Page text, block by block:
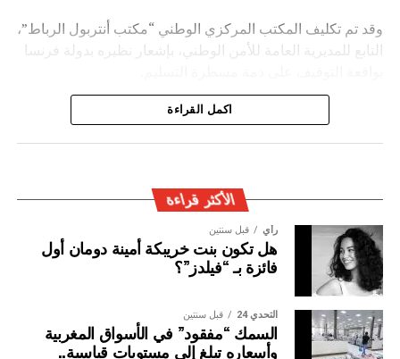
وقد تم تكليف المكتب المركزي الوطني “مكتب أنتربول الرباط”،
التابع للمديرية العامة للأمن الوطني، بإشعار نظيره بدولة فرنسا
ويأتي توقيف المشتبه به في سياق التزام المصالح الأمنية
اكمل القراءة
الأكثر قراءة
رأي قبل سنتين
هل تكون بنت خريبكة أمينة دومان أول
فائزة بـ “فيلدز”؟
التحدي 24 قبل سنتين
السمك “مفقود” في الأسواق المغربية
وأسعاره تبلغ إلى مستويات قياسية..